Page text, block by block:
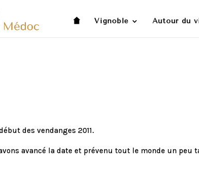
Vignoble Autour du
des vendanges 2011.
avancé la date et prévenu tout le monde un peu